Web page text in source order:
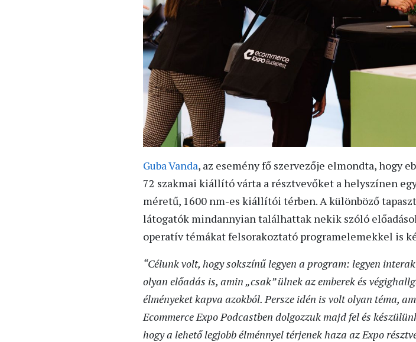
Guba Vanda, az esemény fő szervezője elmondta, hogy
72 szakmai kiállító várta a résztvevőket a helyszínen
méretű, 1600 nm-es kiállítói térben. A különböző
látogatók mindannyian találhattak nekik szóló
operatív témákat felsorakoztató programelemekkel is
“Célunk volt, hogy sokszínű legyen a program: legyen
olyan előadás is, amin „csak” ülnek az emberek és
élményeket kapva azokból. Persze idén is volt olyan téma,
Ecommerce Expo Podcastben dolgozzuk majd fel és
hogy a lehető legjobb élménnyel térjenek haza az Expo